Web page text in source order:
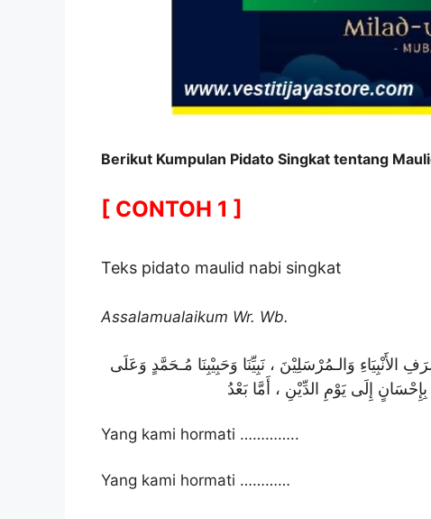
Berikut Kumpulan Pidato Singkat tentang
[ CONTOH 1 ]
Teks pidato maulid nabi singkat
Assalamualaikum Wr. Wb.
وَالـمُرْسَلِيْنَ ، نَبِيِّنَا وَحَبِيْبِنَا مُـحَمَّدٍ وَعَلَى
إِلَى يَوْمِ الدِّيْنِ ، أَمَّا بَعْدُ
Yang kami hormati …………..
Yang kami hormati …………